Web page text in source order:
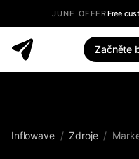
JUNE OFFERFree
Začněte
Inflowave / Zdroje /